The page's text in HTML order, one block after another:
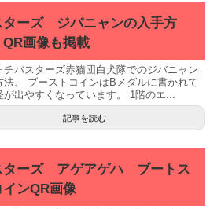
ターズ ジバニャンの入手方
画像も掲載
チバスターズ赤猫団白犬隊でのジバニャン
法。 ブーストコインはBメダルに書かれて
が出やすくなっています。 1階のエ...
記事を読む
ターズ アゲアゲハ ブートス
インQR画像